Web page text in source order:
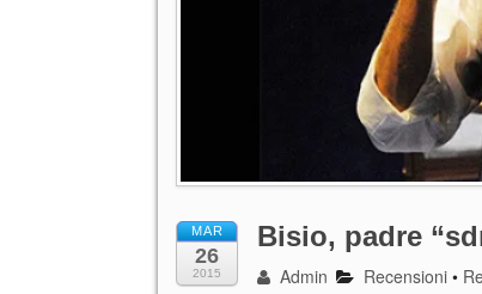
MAR
26
2015
Bisio, padre
Admin Recensioni •